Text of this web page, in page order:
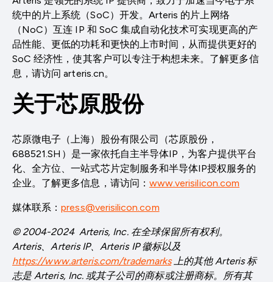
统中的片上系统（SoC）开发。Arteris 的片上网络
（NoC）互连 IP 和 SoC 集成自动化技术可实现更高的产
品性能、更低的功耗和更快的上市时间，从而提供更好的
SoC 经济性，使其客户可以专注于构想未来。了解更多信
息，请访问 arteris.cn。
关于芯原股份
芯原微电子（上海）股份有限公司（芯原股份，
688521.SH）是一家依托自主半导体IP，为客户提供平台
化、全方位、一站式芯片定制服务和半导体IP授权服务的
企业。了解更多信息，请访问： www.verisilicon.com
媒体联系：press@verisilicon.com
© 2004-2024 Arteris, Inc. 在全球保留所有权利。
Arteris、Arteris IP、Arteris IP 徽标以及
https://www.arteris.com/trademarks 上的其他 Arteris 标
志是 Arteris,Inc. 或其子公司的商标或注册商标。所有其